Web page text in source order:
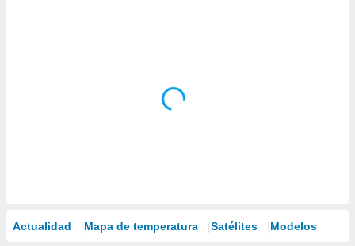
Actualidad Mapa de temperatura Satélites Modelos